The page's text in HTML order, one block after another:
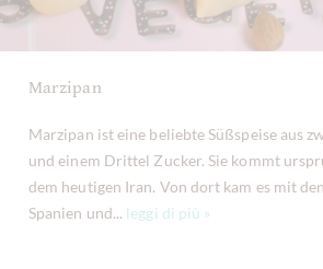
Marzipan
Marzipan ist eine beliebte Süßspeise aus
und einem Drittel Zucker. Sie kommt
dem heutigen Iran. Von dort kam es mit
Spanien und... leggi di più »